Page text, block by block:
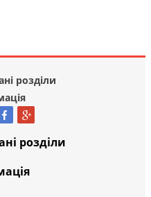
розділи
розділи